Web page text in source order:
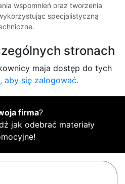
wspomnień oraz tworzenia
specjalistyczną
stronach
maja dostęp do tych
aby się zalogować.
firma?
jak odebrać materiały